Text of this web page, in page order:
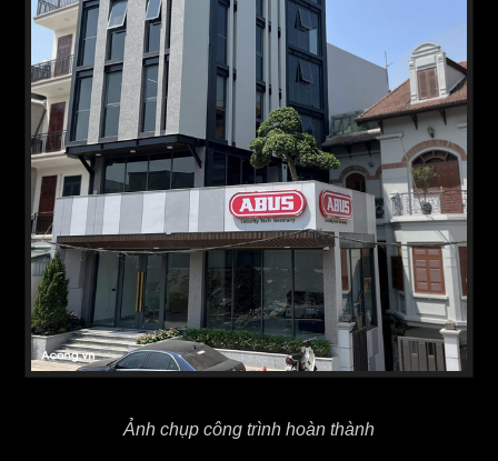
Ảnh chụp công trình hoàn thành